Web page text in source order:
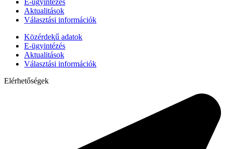
E-ügyintézés
Aktualitások
Választási információk
Közérdekű adatok
E-ügyintézés
Aktualitások
Választási információk
Elérhetőségek